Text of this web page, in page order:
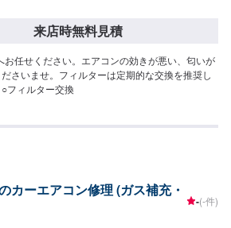
来店時無料見積
お任せください。エアコンの効きが悪い、匂いが
さいませ。フィルターは定期的な交換を推奨し
フィルター交換
カーエアコン修理 (ガス補充・
-(-件)